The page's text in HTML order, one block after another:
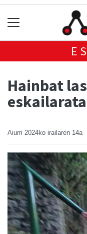
Hainbat
Aiurri 2024ko irailaren 14a